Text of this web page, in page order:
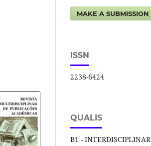
MAKE A SUBMISSION
ISSN
2238-6424
QUALIS
B1 - INTERDISCIPLINAR